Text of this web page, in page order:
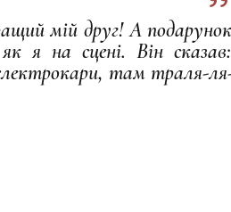
мій друг! А
як я на сцені. Він
там траля-